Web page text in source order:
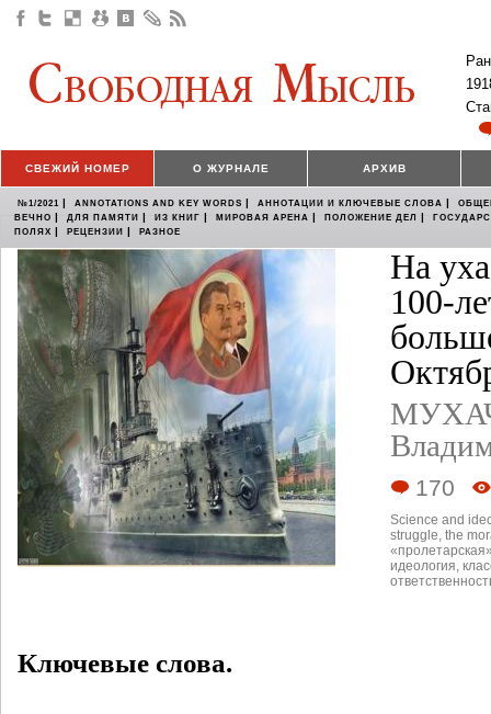
СВЕЖИЙ НОМЕР О ЖУРНАЛЕ АРХИВ
№1/2021 | ANNOTATIONS AND KEY WORDS | АННОТАЦИИ И КЛЮЧЕВЫЕ СЛОВА |
ВЕЧНО | ДЛЯ ПАМЯТИ | ИЗ КНИГ | МИРОВАЯ АРЕНА | ПОЛОЖЕНИЕ ДЕЛ |
ПОЛЯХ | РЕЦЕНЗИИ | РАЗНОЕ
На
100-
170
Science and
struggle, the
идеология,
Ключевые слова.